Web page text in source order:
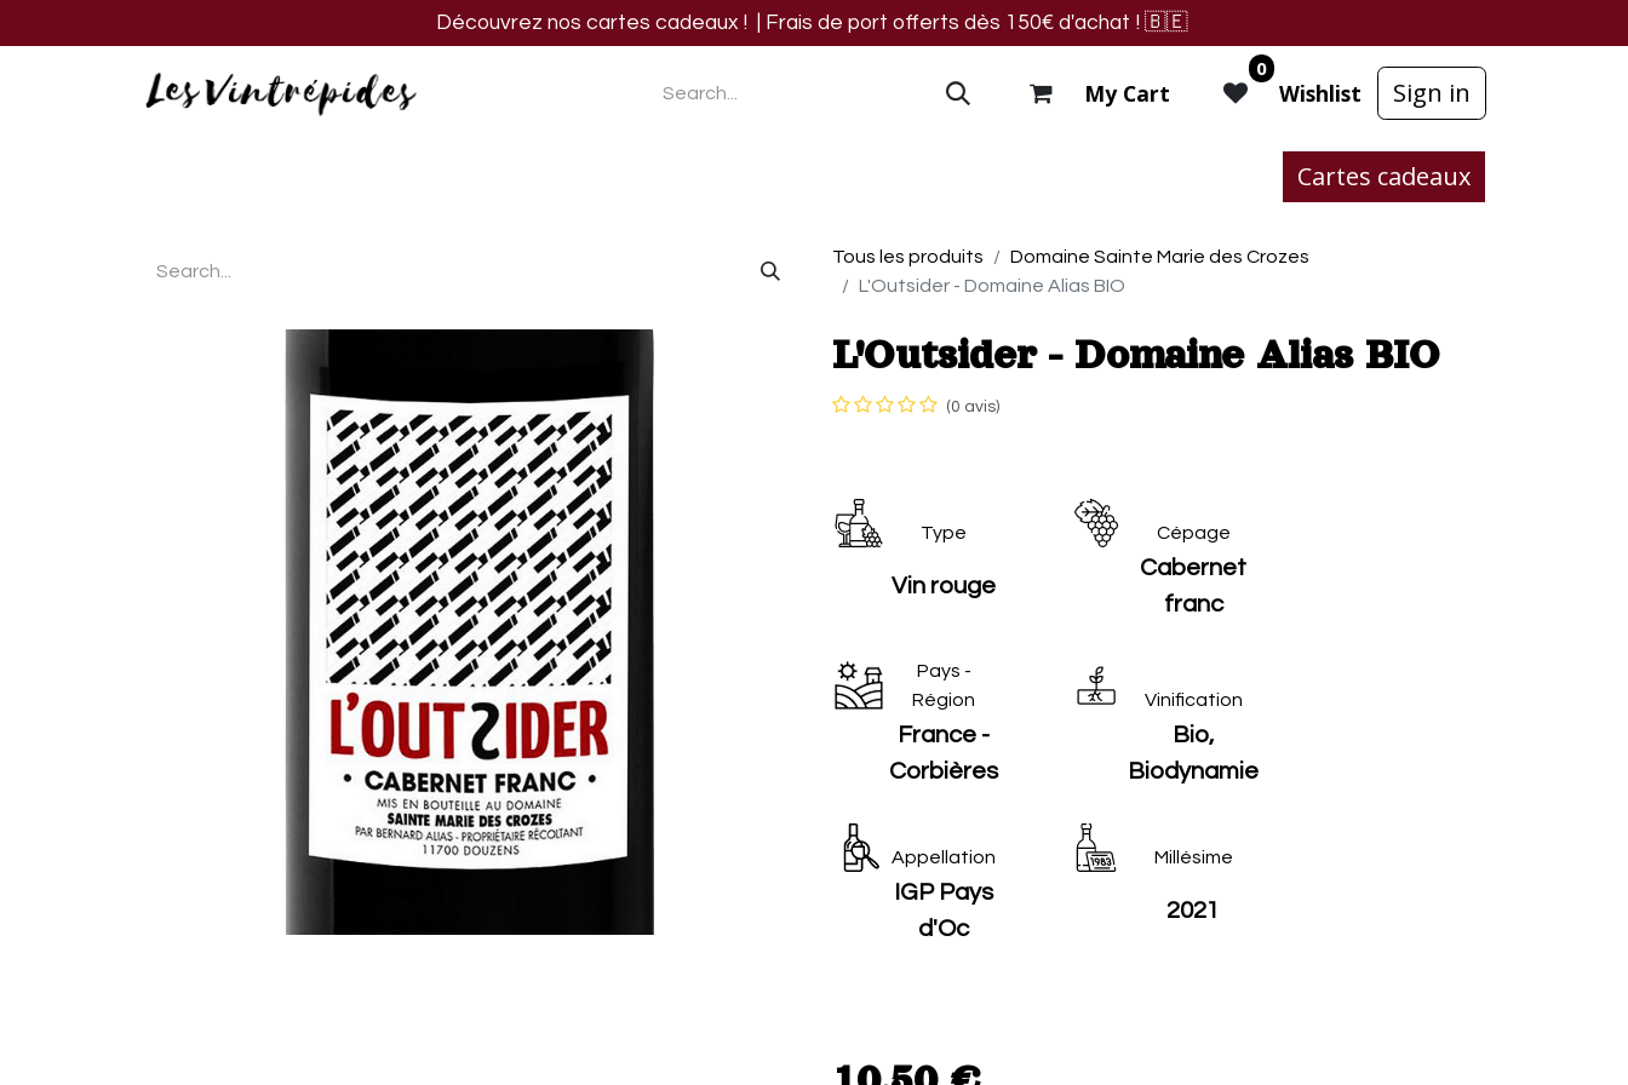
Découvrez nos cartes cadeaux ! | Frais de port offerts dès 150€ d'achat ! 🇧🇪
My Cart
0
Wishlist Sign in
Cartes cadeaux
Tous les produits
Domaine Sainte Marie des Crozes
L'Outsider - Domaine Alias BIO
L'Outsider - Domaine Alias BIO
(0 avis)
Type Cépage
Vin rouge
Cabernet
franc
Pays -
Région
Vinification
France -
Corbières
Bio,
Biodynamie
Appellation Millésime
IGP Pays
d'Oc
2021